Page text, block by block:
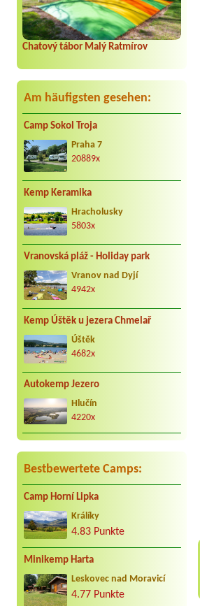
Chatový tábor Malý Ratmírov
Am häufigsten gesehen:
Camp Sokol Troja
Praha 7
20889x
Kemp Keramika
Hracholusky
5803x
Vranovská pláž - Holiday park
Vranov nad Dyjí
4942x
Kemp Úštěk u jezera Chmelař
Úštěk
4682x
Autokemp Jezero
Hlučín
4220x
Bestbewertete Camps:
Camp Horní Lipka
Králíky
4.83 Punkte
Minikemp Harta
Leskovec nad Moravicí
4.77 Punkte